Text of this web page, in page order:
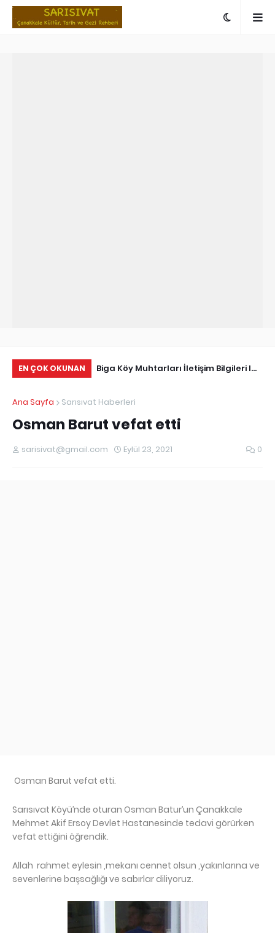
EN ÇOK OKUNAN
Biga Köy Muhtarları İletişim Bilgileri I
Ana Sayfa Sarısıvat Haberleri
Osman Barut vefat etti
sarisivat@gmail.com Eylül 23, 2021 0
Osman Barut vefat etti.
Sarısıvat Köyü’nde oturan Osman Batur’un Çanakkale
Mehmet Akif Ersoy Devlet Hastanesinde tedavi görürken
vefat ettiğini öğrendik.
Allah rahmet eylesin ,mekanı cennet olsun ,yakınlarına ve
sevenlerine başsağlığı ve sabırlar diliyoruz.